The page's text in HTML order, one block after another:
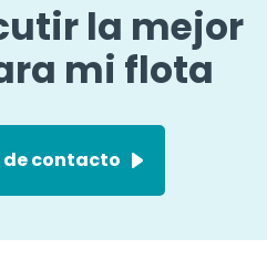
la mejor
mi flota
contacto